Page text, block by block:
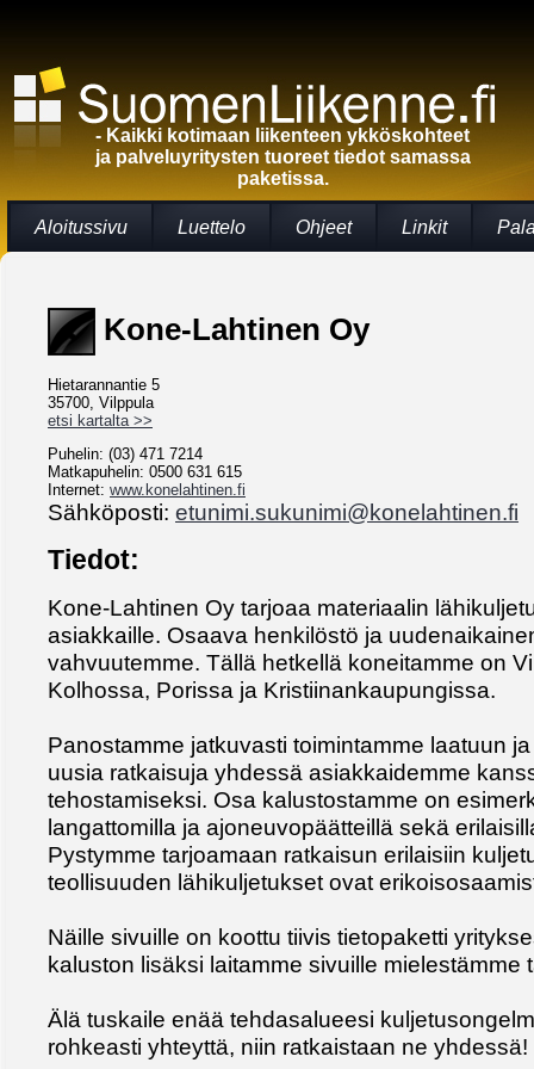
- Kaikki kotimaan liikenteen ykköskohteet
ja palveluyritysten tuoreet tiedot samassa
paketissa.
Aloitussivu Luettelo Ohjeet Linkit
Kone-Lahtinen Oy
Hietarannantie 5
35700, Vilppula
etsi kartalta >>
Puhelin: (03) 471 7214
Matkapuhelin: 0500 631 615
Internet: www.konelahtinen.fi
Sähköposti: etunimi.sukunimi@konelahtinen.fi
Tiedot:
Kone-Lahtinen Oy tarjoaa materiaalin
asiakkaille. Osaava henkilöstö ja
vahvuutemme. Tällä hetkellä koneitamme on
Kolhossa, Porissa ja Kristiinankaupungissa.
Panostamme jatkuvasti toimintamme laatuun
uusia ratkaisuja yhdessä asiakkaidemme
tehostamiseksi. Osa kalustostamme on
langattomilla ja ajoneuvopäätteillä sekä
Pystymme tarjoamaan ratkaisun erilaisiin
teollisuuden lähikuljetukset ovat
Näille sivuille on koottu tiivis tietopaketti
kaluston lisäksi laitamme sivuille mielestämme
Älä tuskaile enää tehdasalueesi
rohkeasti yhteyttä, niin ratkaistaan ne yhdessä!